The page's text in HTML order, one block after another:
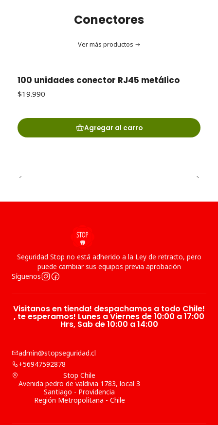
Conectores
Ver más productos
100 unidades conector RJ45 metálico
$19.990
Agregar al carro
Seguridad Stop no está adherido a la Ley de retracto, pero
puede cambiar sus equipos previa aprobación
Síguenos
Visitanos en tienda! despachamos a todo Chile!
, te esperamos! Lunes a Viernes de 10:00 a 17:00
Hrs, Sab de 10:00 a 14:00
admin@stopseguridad.cl
+56947592878
Stop Chile
Avenida pedro de valdivia 1783, local 3
Santiago - Providencia
Región Metropolitana - Chile